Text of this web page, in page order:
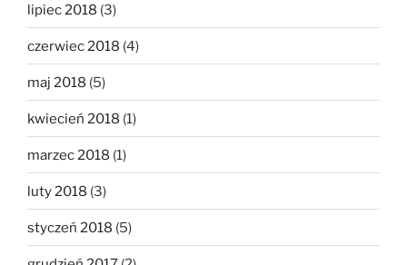
lipiec 2018 (3)
czerwiec 2018 (4)
maj 2018 (5)
kwiecień 2018 (1)
marzec 2018 (1)
luty 2018 (3)
styczeń 2018 (5)